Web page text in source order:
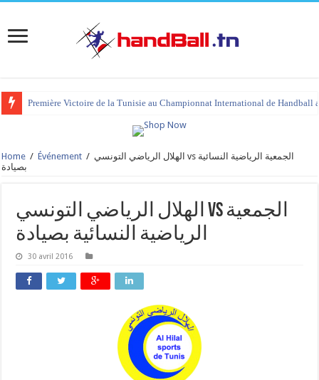
Première Victoire de la Tunisie au Championnat International de Handball
Home / Événement / الهلال الرياضي التونسي vs الجمعية الرياضية النسائية
بصيادة
الهلال الرياضي التونسي vs الجمعية
الرياضية النسائية بصيادة
30 avril 2016